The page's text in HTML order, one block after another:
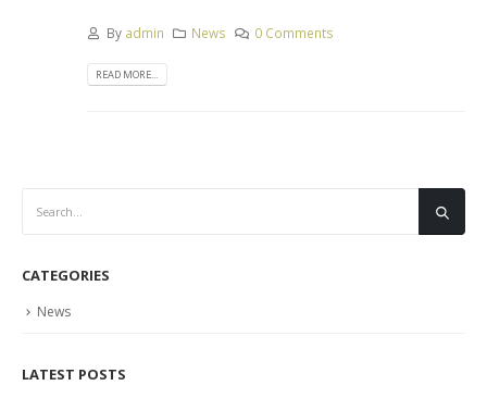
By admin News 0 Comments
READ MORE...
CATEGORIES
News
LATEST POSTS